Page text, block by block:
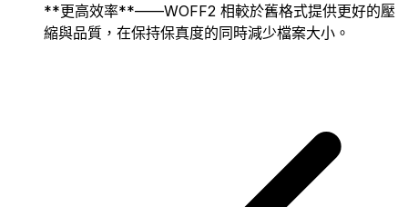
**更高效率**——WOFF2 相較於舊格式提供更好的壓
縮與品質，在保持保真度的同時減少檔案大小。